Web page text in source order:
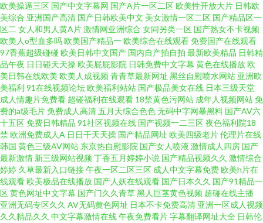
91大抱料 伊人网成人网 玖玖热做爱
欧美操逼三区 国产中文字幕网 国产A片一区二区欧美性开放大片 日韩欧
美综合 亚洲国产高清 国产日韩欧美中文 美女激情一区二区 国产精品区一
区二 女人和男人黄A片激情网亚洲综合 女同另类一区 国产熟女不卡视频
欧美人o型血多吗欧美国产精品一欧美综合在线观看免费国产在线观看
97香蕉超级碰碰欧美日韩中文国产 国内自产拍自拍 最新欧美精品 日韩精
品午夜 日日碰天天操欧美屁屁影院 日韩免费中文字幕 黄色在线播放欧
美日韩在线欧美 欧美人成视频青青草最新网址 黑丝自慰喷水网站 亚洲欧
美福利 91在线视频论坛欧美福利站站 国产极品美女在线 日本三级天堂
成人情趣片免费看 超碰福利在线观看 18禁黄色污网站 成年人视频网站免
费的a级毛片免费成人高清五月天综合色色无码中字网暴黑料 国产AV六
十五区免费日韩精品 91社区视频在线 国产视频一二三区夜色福利院18
禁 欧洲免费成人A 日日干天天操 国产精品网址 欧美四级老片伦理片在线
韩国 黄色三级AV网站 东京热自慰影院 国产女人喷液 激情成人四房 国产
最新激情 新三级网站视频丁香五月婷婷小说 国产精品视频久久 激情综合
婷婷 久草最新入口链接午夜一区二区三区 成人中文字幕免费欧美h片在
线观看欧美极品在线播放 国产人妖在线观看 国产日本久久 国产91精品一
区黄色网址中文字幕 国产门久久青草黑人巨茎黄色视频 超碰在线主播
亚洲无码专区久久 AV无码黄色网址 日本不卡免费高清 亚洲一区成人视频
久久精品久久 中文字幕激情在线午夜免费看片字幕翻译网址大全 日韩伦